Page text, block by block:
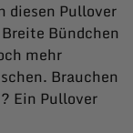
diesen Pullover
Bündchen
mehr
Brauchen
Ein Pullover